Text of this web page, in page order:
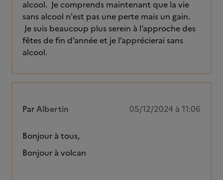
alcool. Je comprends maintenant que la vie
sans alcool n'est pas une perte mais un gain.
Je suis beaucoup plus serein à l’approche des
fêtes de fin d’année et je l’apprécierai sans
alcool.
ParAlbertin 05/12/2024 à 11:06
Bonjour à tous,
Bonjour à volcan